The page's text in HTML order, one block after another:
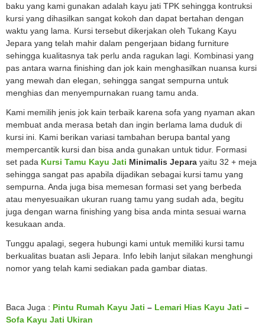
baku yang kami gunakan adalah kayu jati TPK sehingga kontruksi
kursi yang dihasilkan sangat kokoh dan dapat bertahan dengan
waktu yang lama. Kursi tersebut dikerjakan oleh Tukang Kayu
Jepara yang telah mahir dalam pengerjaan bidang furniture
sehingga kualitasnya tak perlu anda ragukan lagi. Kombinasi yang
pas antara warna finishing dan jok kain menghasilkan nuansa kursi
yang mewah dan elegan, sehingga sangat sempurna untuk
menghias dan menyempurnakan ruang tamu anda.
Kami memilih jenis jok kain terbaik karena sofa yang nyaman akan
membuat anda merasa betah dan ingin berlama lama duduk di
kursi ini. Kami berikan variasi tambahan berupa bantal yang
mempercantik kursi dan bisa anda gunakan untuk tidur. Formasi
set pada Kursi Tamu Kayu Jati Minimalis Jepara yaitu 32 + meja
sehingga sangat pas apabila dijadikan sebagai kursi tamu yang
sempurna. Anda juga bisa memesan formasi set yang berbeda
atau menyesuaikan ukuran ruang tamu yang sudah ada, begitu
juga dengan warna finishing yang bisa anda minta sesuai warna
kesukaan anda.
Tunggu apalagi, segera hubungi kami untuk memiliki kursi tamu
berkualitas buatan asli Jepara. Info lebih lanjut silakan menghungi
nomor yang telah kami sediakan pada gambar diatas.
Baca Juga : Pintu Rumah Kayu Jati – Lemari Hias Kayu Jati –
Sofa Kayu Jati Ukiran